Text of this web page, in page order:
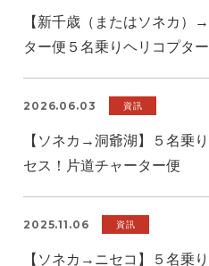
【新千歳（またはソネカ
ター便５名乗りヘリコプタ
2026.06.03 資訊
【ソネカ→洞爺湖】５名乗
セス！片道チャーター便
2025.11.06 資訊
【ソネカ→ニセコ】５名乗